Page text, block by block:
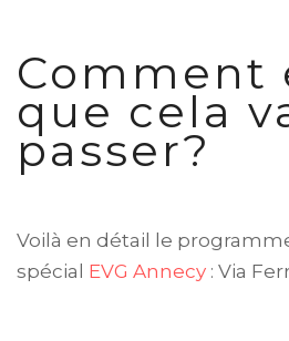
Comment
que cela
passer?
Voilà en détail le
spécial EVG Annecy : Via